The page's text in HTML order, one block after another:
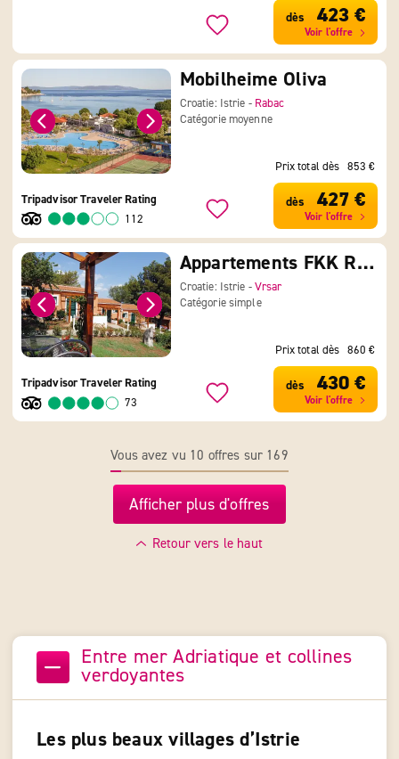
dès 423 €
Voir l'offre
Mobilheime Oliva
Croatie: Istrie - Rabac
Catégorie moyenne
Tripadvisor Traveler Rating
112
Prix total dès 853 €
dès 427 €
Voir l'offre
Appartements FKK Resort Koversada
Croatie: Istrie -Vrsar
Catégorie simple
Tripadvisor Traveler Rating
73
Prix total dès 860 €
dès 430 €
Voir l'offre
Vous avez vu 10 offres sur 169
Afficher plus d'offres
Retour vers le haut
Entre mer Adriatique et collines
verdoyantes
Les plus beaux villages d’Istrie